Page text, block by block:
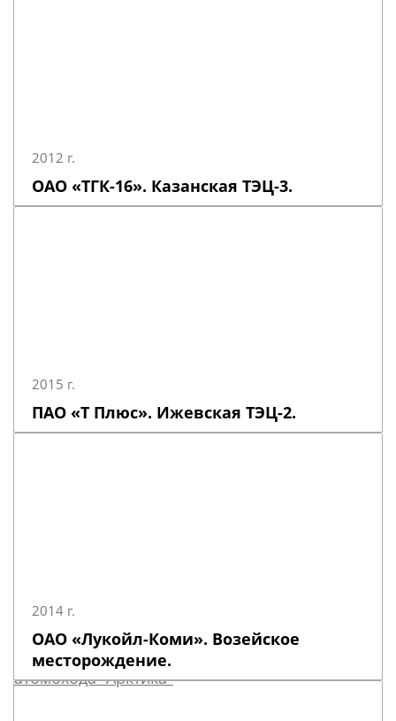
2012 г.
ОАО «ТГК-16». Казанская ТЭЦ-3.
2015 г.
ПАО «Т Плюс». Ижевская ТЭЦ-2.
2014 г.
ОАО «Лукойл-Коми». Возейское
месторождение.